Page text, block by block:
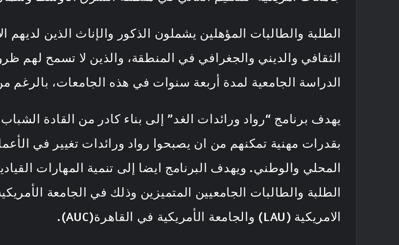
الطلبة والطالبات المؤهلين يشملون الذكور والإناث الذين لديهم
الثقافي والديني والجغرافي في المنطقة، والذين لا تسمح لهم
الدراسة الجامعية لمدة أربعة سنوات في هذه الجامعات،
يهدف برنامج “رواد ورائدات الغد” إلى بناء كادر من القادة
بقدرات مهنية تمكنهم من ان يصبحوا رواد ورائدات تغيير في
المحلي والوطني. ويهدف البرنامج ايضا إلى تنمية المهارات
الامريكية (LAU) والجامعة الأمريكية في القاهرة(AUC).